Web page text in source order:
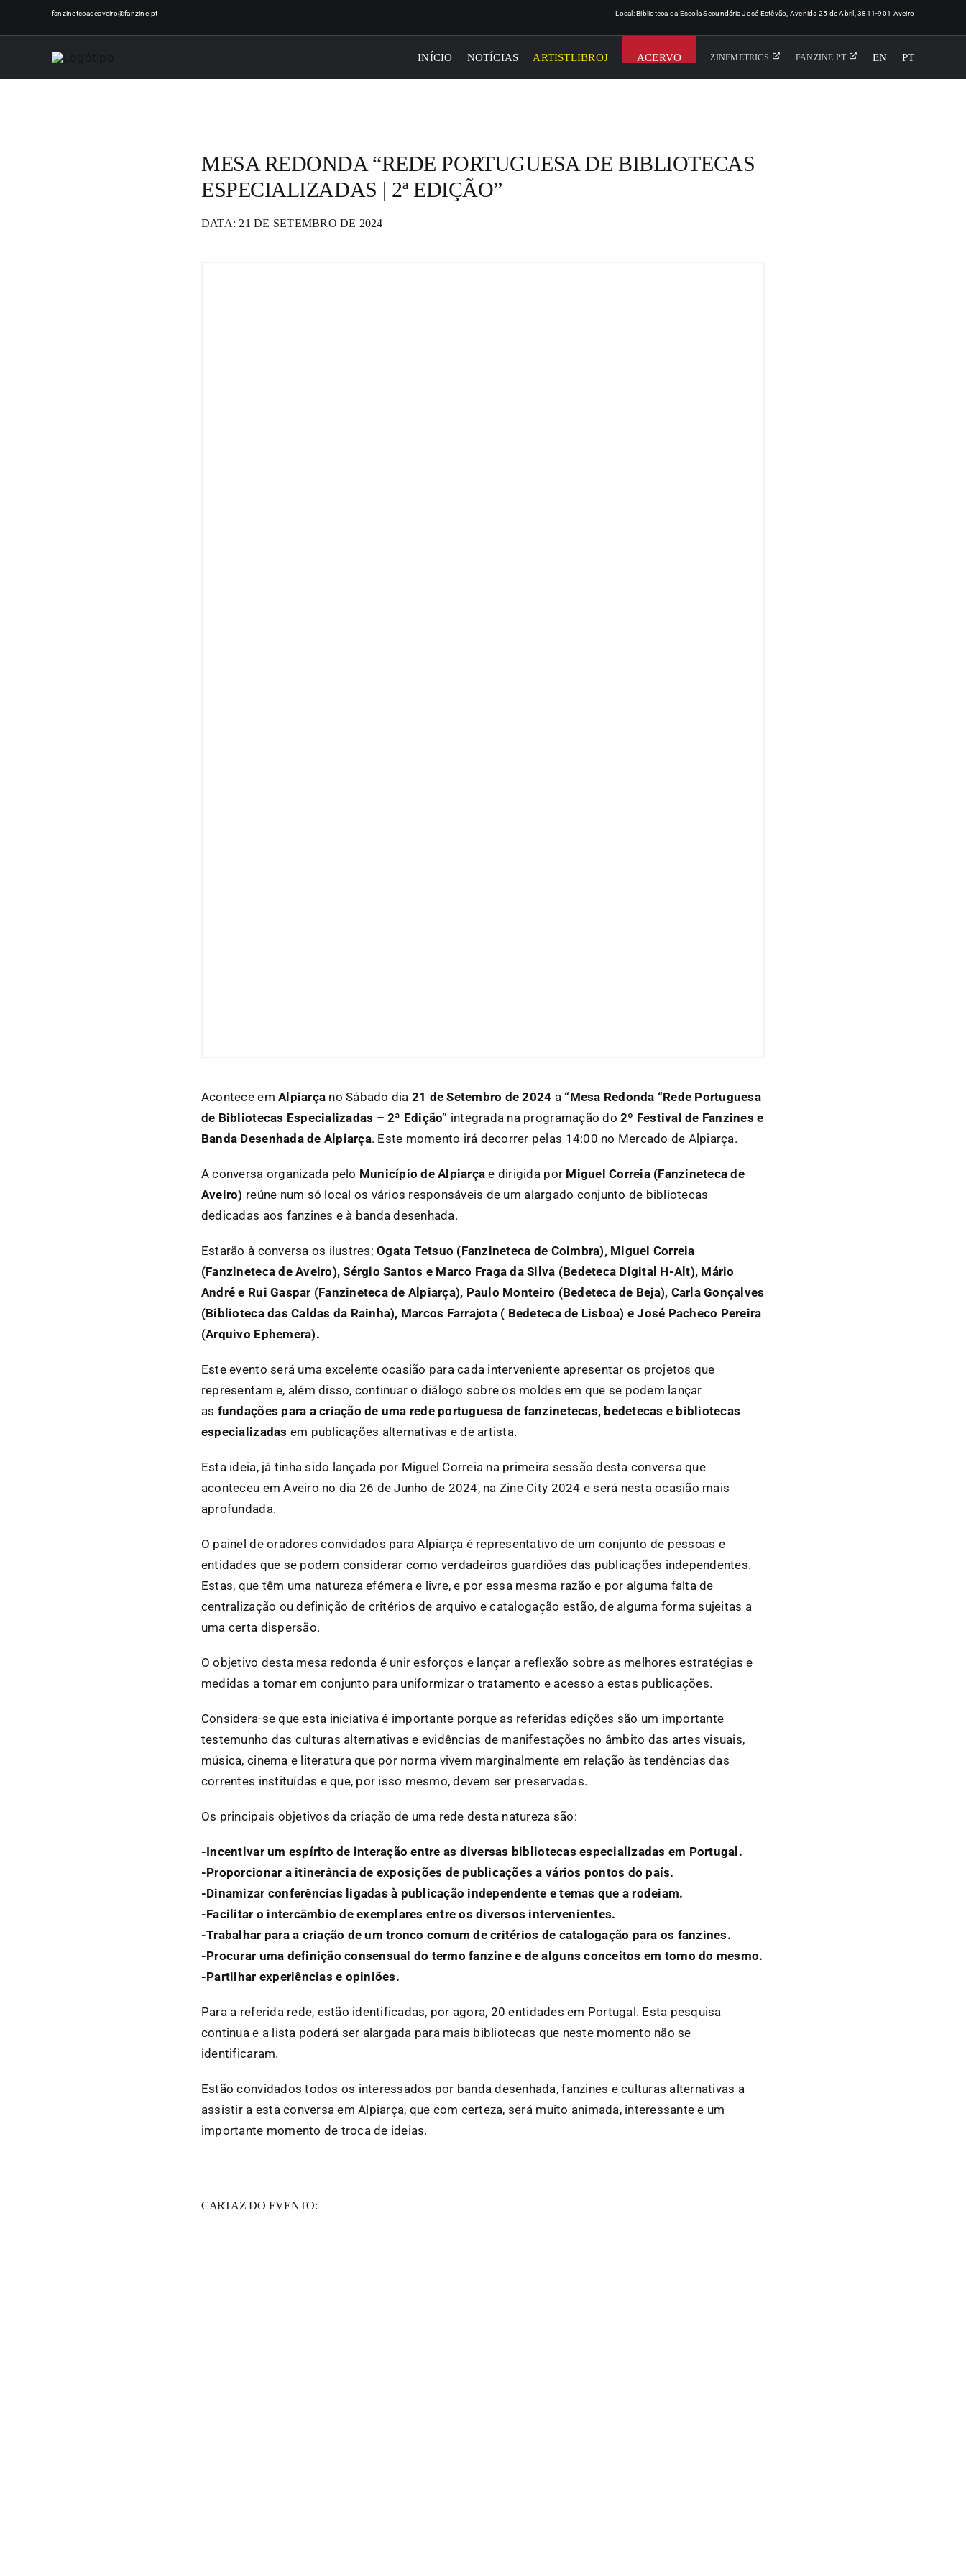
fanzinetecadeaveiro@fanzine.pt Local: Biblioteca da Escola Secundária José Estêvão, Avenida 25 de Abril, 3811-901 Aveiro
INÍCIO NOTÍCIAS ARTISTLIBROJ ACERVO ZINEMETRICS FANZINE.PT EN PT
MESA REDONDA “REDE PORTUGUESA DE BIBLIOTECAS
ESPECIALIZADAS | 2ª EDIÇÃO”
DATA: 21 DE SETEMBRO DE 2024
Acontece emAlpiarça no Sábado dia 21 de Setembro de 2024 a “Mesa Redonda “Rede Portuguesa
de Bibliotecas Especializadas – 2ª Edição” integrada na programação do2º Festival de Fanzines e
Banda Desenhada de Alpiarça. Este momento irá decorrer pelas 14:00 no Mercado de Alpiarça.
A conversa organizada pelo Município de Alpiarça e dirigida por Miguel Correia (Fanzineteca de
Aveiro) reúne num só local os vários responsáveis de um alargado conjunto de bibliotecas
dedicadas aos fanzines e à banda desenhada.
Estarão à conversa os ilustres;Ogata Tetsuo (Fanzineteca de Coimbra), Miguel Correia
(Fanzineteca de Aveiro), Sérgio Santos e Marco Fraga da Silva (Bedeteca Digital H-Alt), Mário
André e Rui Gaspar (Fanzineteca de Alpiarça), Paulo Monteiro (Bedeteca de Beja), Carla Gonçalves
(Biblioteca das Caldas da Rainha), Marcos Farrajota ( Bedeteca de Lisboa) e José Pacheco Pereira
(Arquivo Ephemera).
Este evento será uma excelente ocasião para cada interveniente apresentar os projetos que
representam e, além disso, continuar o diálogo sobre os moldes em que se podem lançar
as fundações para a criação de uma rede portuguesa de fanzinetecas, bedetecas e bibliotecas
especializadas em publicações alternativas e de artista.
Esta ideia, já tinha sido lançada por Miguel Correia na primeira sessão desta conversa que
aconteceu em Aveiro no dia 26 de Junho de 2024, na Zine City 2024 e será nesta ocasião mais
aprofundada.
O painel de oradores convidados para Alpiarça é representativo de um conjunto de pessoas e
entidades que se podem considerar como verdadeiros guardiões das publicações independentes.
Estas, que têm uma natureza efémera e livre, e por essa mesma razão e por alguma falta de
centralização ou definição de critérios de arquivo e catalogação estão, de alguma forma sujeitas a
uma certa dispersão.
O objetivo desta mesa redonda é unir esforços e lançar a reflexão sobre as melhores estratégias e
medidas a tomar em conjunto para uniformizar o tratamento e acesso a estas publicações.
Considera-se que esta iniciativa é importante porque as referidas edições são um importante
testemunho das culturas alternativas e evidências de manifestações no âmbito das artes visuais,
música, cinema e literatura que por norma vivem marginalmente em relação às tendências das
correntes instituídas e que, por isso mesmo, devem ser preservadas.
Os principais objetivos da criação de uma rede desta natureza são:
-Incentivar um espírito de interação entre as diversas bibliotecas especializadas em Portugal.
-Proporcionar a itinerância de exposições de publicações a vários pontos do país.
-Dinamizar conferências ligadas à publicação independente e temas que a rodeiam.
-Facilitar o intercâmbio de exemplares entre os diversos intervenientes.
-Trabalhar para a criação de um tronco comum de critérios de catalogação para os fanzines.
-Procurar uma definição consensual do termo fanzine e de alguns conceitos em torno do mesmo.
-Partilhar experiências e opiniões.
Para a referida rede, estão identificadas, por agora, 20 entidades em Portugal. Esta pesquisa
continua e a lista poderá ser alargada para mais bibliotecas que neste momento não se
identificaram.
Estão convidados todos os interessados por banda desenhada, fanzines e culturas alternativas a
assistir a esta conversa em Alpiarça, que com certeza, será muito animada, interessante e um
importante momento de troca de ideias.
CARTAZ DO EVENTO: